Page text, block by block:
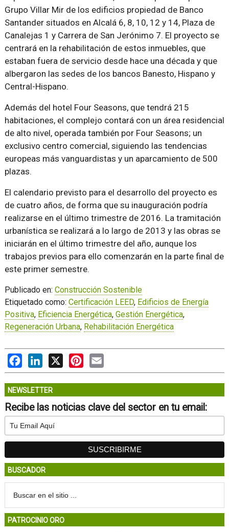
Grupo Villar Mir de los edificios propiedad de Banco
Santander situados en Alcalá 6, 8, 10, 12 y 14, Plaza de
Canalejas 1 y Carrera de San Jerónimo 7. El proyecto se
centrará en la rehabilitación de estos inmuebles, que
estaban fuera de servicio desde hace una década y que
albergaron las sedes de los bancos Banesto, Hispano y
Central-Hispano.
Además del hotel Four Seasons, que tendrá 215
habitaciones, el complejo contará con un área residencial
de alto nivel, operada también por Four Seasons; un
exclusivo centro comercial, siguiendo las tendencias
europeas más vanguardistas y un aparcamiento de 500
plazas.
El calendario previsto para el desarrollo del proyecto es
de cuatro años, de forma que su inauguración podría
realizarse en el último trimestre de 2016. La tramitación
urbanística se realizará a lo largo de 2013 y las obras se
iniciarán en el último trimestre del año, aunque los
trabajos previos para ello comenzarán en la parte final de
este primer semestre.
Publicado en: Construcción Sostenible
Etiquetado como: Certificación LEED, Edificios de Energía
Positiva, Eficiencia Energética, Gestión Energética,
Regeneración Urbana, Rehabilitación Energética
FacebookLinkedIn Pinterest
NEWSLETTER
Recibe las noticias clave del sector en tu email:
BUSCADOR
PATROCINIO ORO